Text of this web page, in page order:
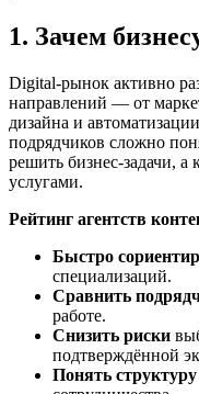
1. Зачем
Digital-рынок активно
направлений — от
дизайна и
подрядчиков сложно
решить бизнес-задачи,
услугами.
Рейтинг агентств
Быстро
специализаций.
Сравнить
работе.
Снизить риски
подтверждённой
Понять